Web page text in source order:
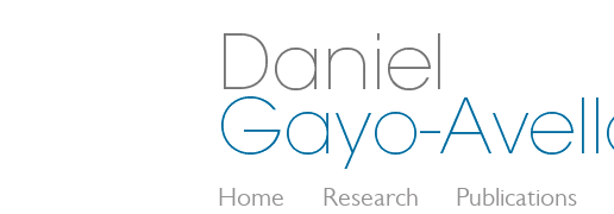
Home Research Publications